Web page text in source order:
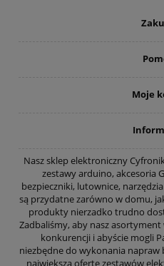
Moje
Nasz sklep elektroniczny
zestawy arduino, akcesoria
bezpieczniki, lutownice,
są przydatne zarówno w domu,
produkty nierzadko trudno
Zadbaliśmy, aby nasz
konkurencji i abyście mogli
niezbędne do wykonania napraw
największą ofertę zestawów